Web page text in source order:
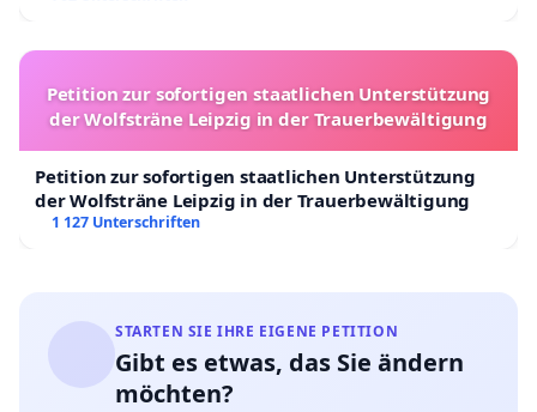
Petition zur sofortigen staatlichen Unterstützung
der Wolfsträne Leipzig in der Trauerbewältigung
Petition zur sofortigen staatlichen Unterstützung
der Wolfsträne Leipzig in der Trauerbewältigung
1 127 Unterschriften
STARTEN SIE IHRE EIGENE PETITION
Gibt es etwas, das Sie ändern
möchten?